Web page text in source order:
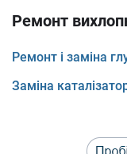
Ремонт
Ремонт і заміна
Заміна